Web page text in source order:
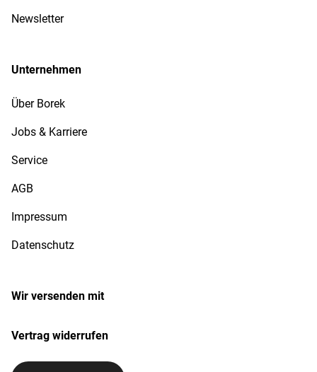
Newsletter
Unternehmen
Über Borek
Jobs & Karriere
Service
AGB
Impressum
Datenschutz
Wir versenden mit
Vertrag widerrufen